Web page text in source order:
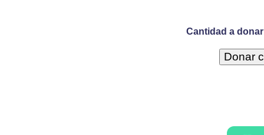
Cantidad a